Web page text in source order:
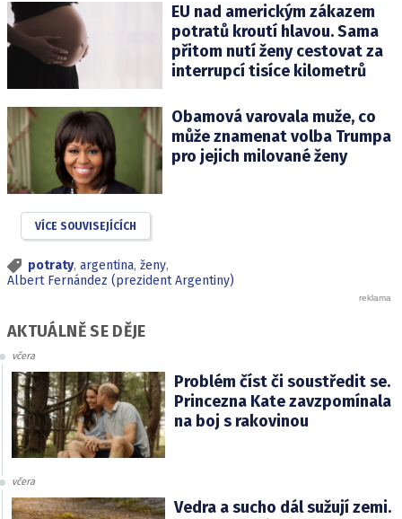
EU nad americkým zákazem
potratů kroutí hlavou. Sama
přitom nutí ženy cestovat za
interrupcí tisíce kilometrů
Obamová varovala muže, co
může znamenat volba Trumpa
pro jejich milované ženy
VÍCE SOUVISEJÍCÍCH
potraty, argentina, ženy,
Albert Fernández (prezident Argentiny)
AKTUÁLNĚ SE DĚJE
včera
Problém číst či soustředit se.
Princezna Kate zavzpomínala
na boj s rakovinou
včera
Vedra a sucho dál sužují zemi.